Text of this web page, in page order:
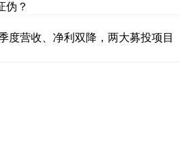
伪？
度营收、净利双降，两大募投项目